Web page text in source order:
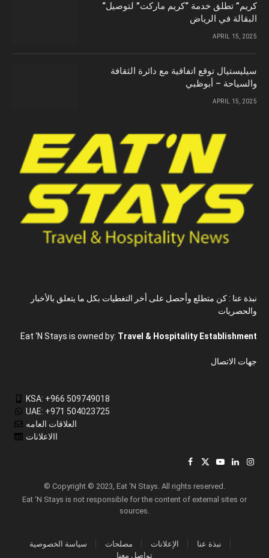
“كريم” تطلق خدمة “كريم ماركت” لتوصيل
البقالة في الرياض
APRIL 15, 2025
سيليستيال توقع اتفاقية مع دائرة الثقافة
والسياحة – أبوظبي
APRIL 15, 2025
نبذة عنا : كن متطلع وأحصل على أخر التغطيات بكل ما يتعلق بالأخبار
والحصريات
Eat ‘N Stays is owned by: Travel & Hospitality Establishment
جهات الاتصال
KSA: +966 509749018
UAE: +971 504023725
العلاقات العامه
االاعلانات
Facebook
X
YouTube
LinkedIn
© Copyright © 2023, Eat ‘N Stays. All rights reserved.
Eat ‘N Stays is not responsible for the content of external sites or
sources.
سياسة الخصوصية مصلحات الإعلانات
نبذة عنا
تواصل معنا